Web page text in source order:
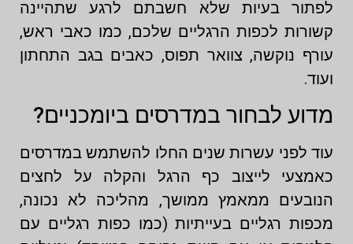
לפתור בעיות שלא חשבתם לרגע שתהיינה
קשורות לכפות הרגליים שלכם, כמו כאבי ראש,
עורף נוקשה, צוואר תפוס, כאבים בגב התחתון
ועוד.
מדוע לבחור במדרסים ביומכניים?
עוד לפני עשרות שנים החלו להשתמש במדרסים
כאמצעי לייצוב כף הרגל והקלה על לחצים
הנובעים ממאמץ ממושך, מהליכה לא נכונה,
מכפות רגליים בעייתיות (כמו כפות רגליים עם